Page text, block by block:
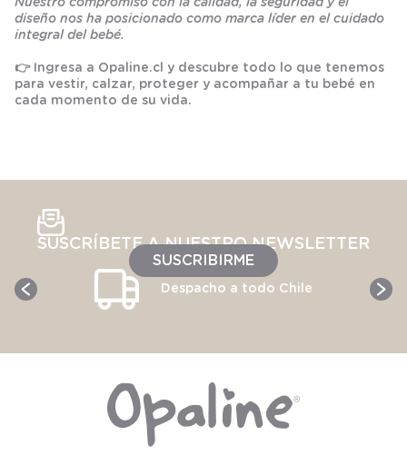
diseño nos ha posicionado como marca líder en el cuidado
integral del bebé.
👉 Ingresa a Opaline.cl
y descubre todo lo que tenemos
para vestir, calzar, proteger y acompañar a tu bebé en
cada momento de su vida.
SUSCRÍBETE A NUESTRO NEWSLETTER
SUSCRIBIRME
Despacho a todo Chile